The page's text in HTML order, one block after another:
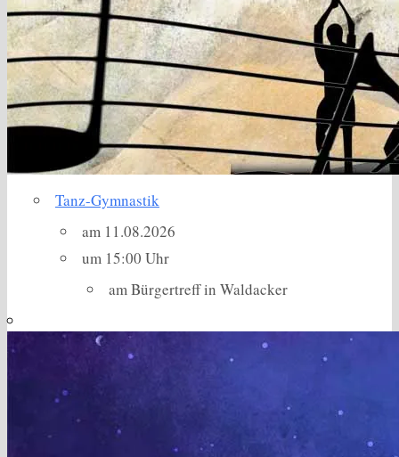
Tanz-Gymnastik
am 11.08.2026
um 15:00 Uhr
am Bürgertreff in Waldacker